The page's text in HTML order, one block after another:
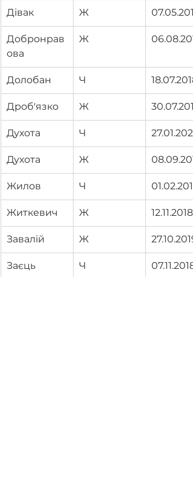
Дівак Ж
Добронрав
ова
Ж
Долобан Ч 18.07.2018
Дроб'язко Ж
Духота Ч
Духота Ж
Жилов Ч 01.02.2019
Житкевич Ж 12.11.2018
Завалій Ж 27.10.2019
Заєць Ч 07.11.2018